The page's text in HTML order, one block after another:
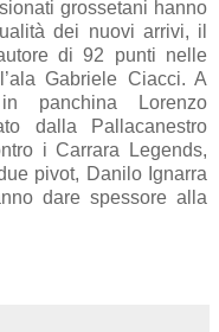
grossetani hanno
dei nuovi arrivi, il
di 92 punti nelle
Gabriele Ciacci. A
panchina Lorenzo
dalla Pallacanestro
i Carrara Legends,
pivot, Danilo Ignarra
dare spessore alla